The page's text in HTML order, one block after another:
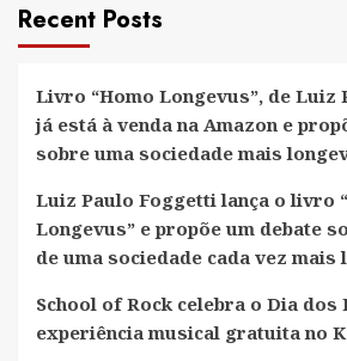
de
Recent Posts
Livro “Homo Longevus”, de Luiz
já está à venda na Amazon e
sobre uma sociedade mais
Luiz Paulo Foggetti lança o livro
Longevus” e propõe um debate
de uma sociedade cada vez mais
School of Rock celebra o Dia dos
experiência musical gratuita no